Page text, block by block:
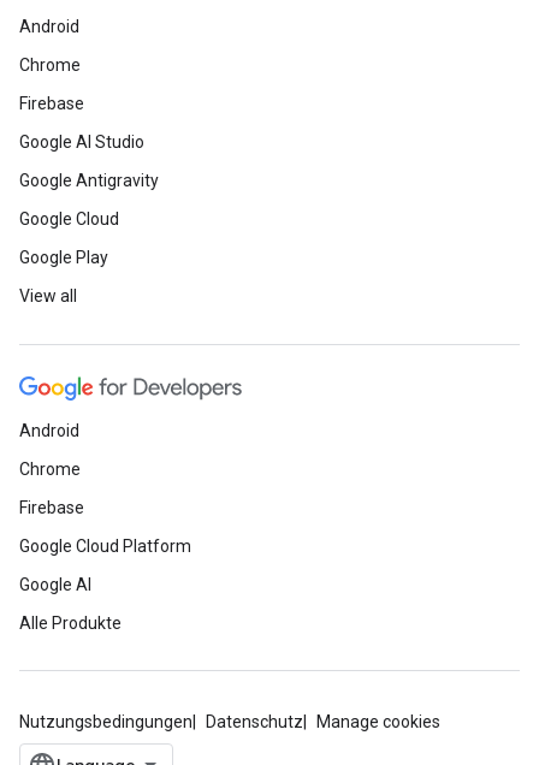
Android
Chrome
Firebase
Google AI Studio
Google Antigravity
Google Cloud
Google Play
View all
Android
Chrome
Firebase
Google Cloud Platform
Google AI
Alle Produkte
Nutzungsbedingungen Datenschutz Manage cookies